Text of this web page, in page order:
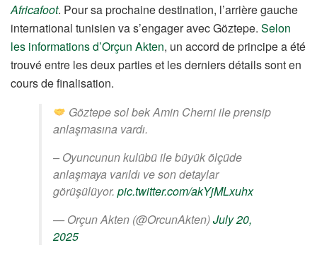
Africafoot. Pour sa prochaine destination, l’arrière gauche
international tunisien va s’engager avec Göztepe. Selon
les informations d’Orçun Akten, un accord de principe a été
trouvé entre les deux parties et les derniers détails sont en
cours de finalisation.
Göztepe sol bek Amin Cherni ile prensip
anlaşmasına vardı.
– Oyuncunun kulübü ile büyük ölçüde
anlaşmaya varıldı ve son detaylar
görüşülüyor. pic.twitter.com/akYjMLxuhx
— Orçun Akten (@OrcunAkten)July 20,
2025